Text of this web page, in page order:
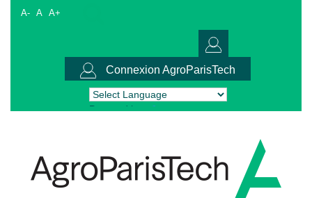
A- A A+
Connexion AgroParisTech
Powered by Translate